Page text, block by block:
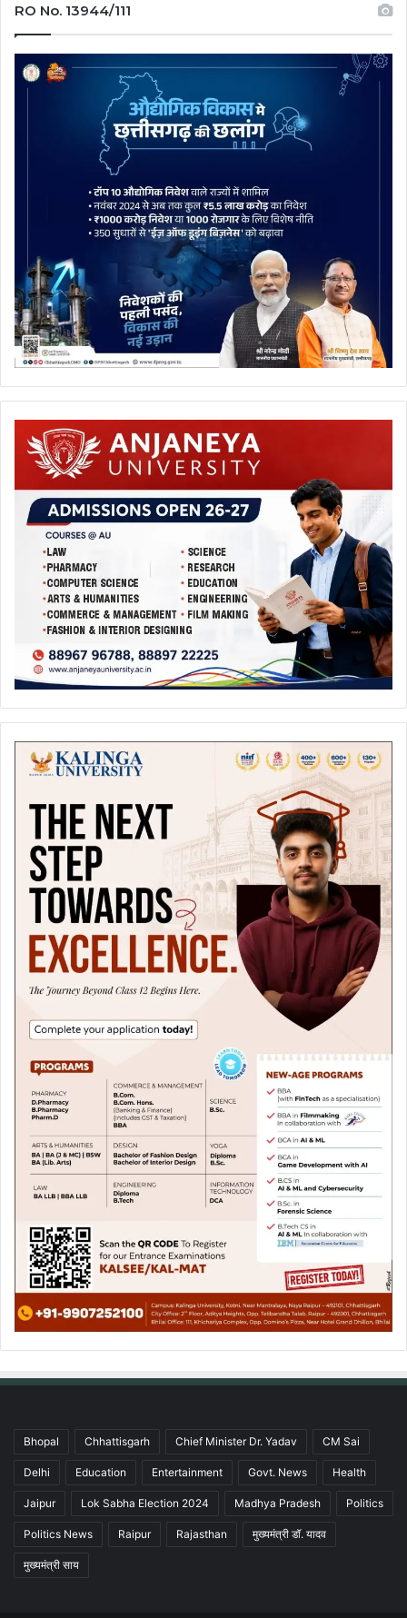
RO No. 13944/111
Bhopal Chhattisgarh Chief Minister Dr. Yadav CM Sai
Delhi Education Entertainment Govt. News Health
Jaipur Lok Sabha Election 2024 Madhya Pradesh Politics
Politics News Raipur Rajasthan मुख्यमंत्री डॉ. यादव
मुख्यमंत्री साय